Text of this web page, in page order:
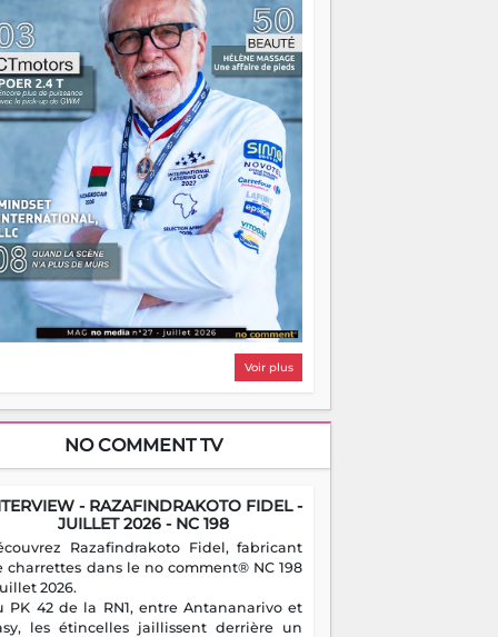
on pourrait s'arrêter là, applaudir et
chez soi satisfait. Mais ce serait
à côté d'une chose essentielle. La
ça brûle fort — et parfois, ça brûle
Une flamme sans direction peut
autant qu'elle peut consumer. C'est
que les aînés entrent en scène — pas
reprendre le gouvernail, mais pour
où sont les récifs. Les jeunes ont la
les vieux ont l'expérience, comme on
Ce n'est pas un combat de générations
c'est une question d'équipage. Partagez
réussites, mais aussi vos échecs. Surtout
échecs, d'ailleurs — ils enseignent
que n'importe quel manuel. À
la barque avance. Il faut juste
que tout le monde rame dans le
Voir plus
NO COMMENT TV
- RAZAFINDRAKOTO FIDEL -
JUILLET 2026 - NC 198
Razafindrakoto Fidel, fabricant
charrettes dans le no comment® NC 198
2026.
PK 42 de la RN1, entre Antananarivo et
les étincelles jaillissent derrière un